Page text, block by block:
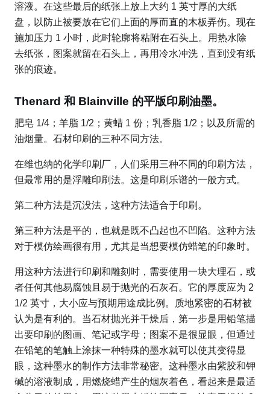
溶液。在这些最后的纸张上放上大约 1 英寸厚的大纸
盘，以防止被要放在它们上面的厚而直的木板弄伤。现在
施加压力 1 小时，此时轮廓将粘附在石头上。用热水除
去纸张，图案就留在石头上，再用冷水冲洗，直到没有纸
张的痕迹。
Thenard 和 Blainville 的平版印刷油墨。
肥皂 1/4；羊脂 1/2；黄蜡 1 份；乳香脂 1/2；以及所需的
油烟量。石材印刷的三种不同方法。
在维也纳的化学印刷厂，人们采用三种不同的印刷方法，
但最常用的是浮雕印刷法。这是印刷乐谱的一般方式。
第二种方法是沉没法，这种方法适合于印刷。
第三种方法是平的，也就是既不凸起也不凹陷。这种方法
对于模仿绘画很有用，尤其是当想要模仿蜡笔的印象时。
用这种方法进行印刷和雕刻时，需要使用一块大理石，或
者任何其他易腐蚀且易于抛光的石灰石。它的厚度应为 2
1/2 英寸，大小应与预期用途成比例。质地紧密的石材被
认为是有利的。当石材抛光并干燥后，第一步是用铅笔描
出要印刷的图画、笔记或字母；图案不是很显眼，但通过
在铅笔的笔触上涂抹一种特殊的墨水就可以使其变得显
眼，这种墨水的制作方法非常秘密。这种墨水由紫胶和钾
碱的溶液制成，用燃烧蜡产生的烟灰着色，看起来是最适